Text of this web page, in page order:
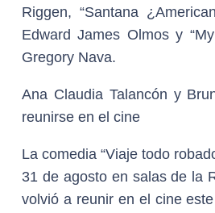
Riggen, “Santana
Edward James Olmos y
Gregory Nava.
Ana Claudia Talancón y
reunirse en el cine
La comedia “Viaje todo
31 de agosto en salas de la
volvió a reunir en el cine